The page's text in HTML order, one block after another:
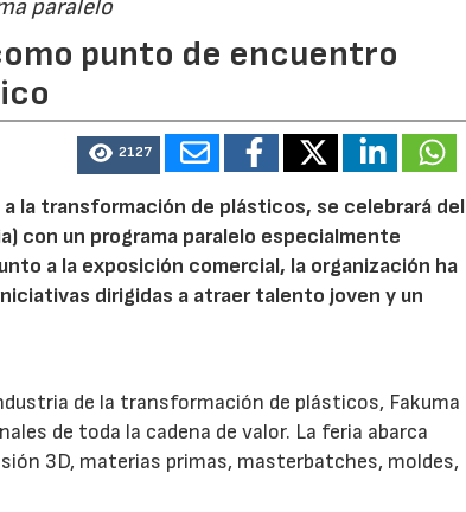
paralelo
punto de encuentro
2127
la transformación de plásticos, se celebrará del
con un programa paralelo especialmente
a la exposición comercial, la organización ha
dirigidas a atraer talento joven y un
de la transformación de plásticos, Fakuma
de toda la cadena de valor. La feria abarca
3D, materias primas, masterbatches, moldes,